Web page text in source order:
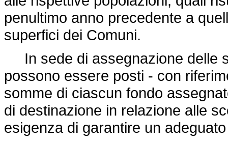
penultimo anno precedente a
superfici dei Comuni.
In sede di assegnazione delle
possono essere posti - con
somme di ciascun fondo
di destinazione in relazione alle
esigenza di garantire un